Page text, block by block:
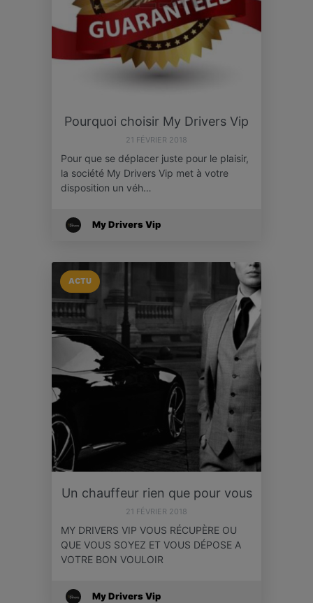
Pourquoi choisir My Drivers Vip
21 FÉVRIER 2018
Pour que se déplacer juste pour le plaisir,
la société My Drivers Vip met à votre
disposition un véh…
My Drivers Vip
ACTU
Un chauffeur rien que pour vous
21 FÉVRIER 2018
MY DRIVERS VIP VOUS RÉCUPÈRE OU
QUE VOUS SOYEZ ET VOUS DÉPOSE A
VOTRE BON VOULOIR
My Drivers Vip